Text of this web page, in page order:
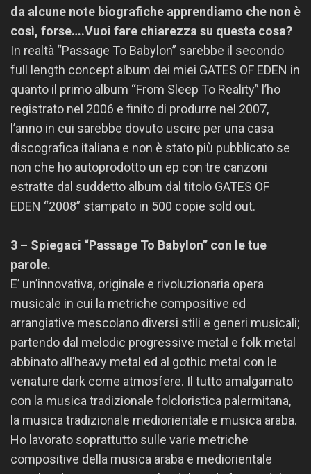
da alcune note biografiche apprendiamo che non è
così, forse….Vuoi fare chiarezza su questa cosa?
In realtà “Passage To Babylon” sarebbe il secondo
full length concept album dei miei GATES OF EDEN in
quanto il primo album “From Sleep To Reality” l’ho
registrato nel 2006 e finito di produrre nel 2007,
l’anno in cui sarebbe dovuto uscire per una casa
discografica italiana e non è stato più pubblicato se
non che ho autoprodotto un ep con tre canzoni
estratte dal suddetto album dal titolo GATES OF
EDEN “2008” stampato in 500 copie sold out.
3 – Spiegaci “Passage To Babylon” con le tue
parole.
E’ un’innovativa, originale e rivoluzionaria opera
musicale in cui la metriche compositive ed
arrangiative mescolano diversi stili e generi musicali;
partendo dal melodic progressive metal e folk metal
abbinato all’heavy metal ed al gothic metal con le
venature dark come atmosfere. Il tutto amalgamato
con la musica tradizionale folcloristica palermitana,
la musica tradizionale mediorientale e musica araba.
Ho lavorato soprattutto sulle varie metriche
compositive della musica araba e mediorientale